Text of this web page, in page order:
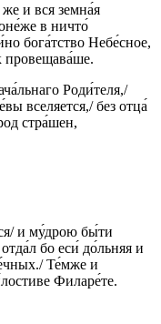
и вся земна́я
в ничто́
бога́тство Небе́сное,
провещава́ше.
Роди́теля,/
вселяется,/ без отца́
стра́шен,
и му́дрою бы́ти
бо еси́ до́льняя и
Те́мже и
Филаре́те.